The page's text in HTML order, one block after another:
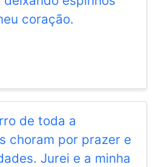
coração.
de toda a
choram por prazer e
Jurei e a minha